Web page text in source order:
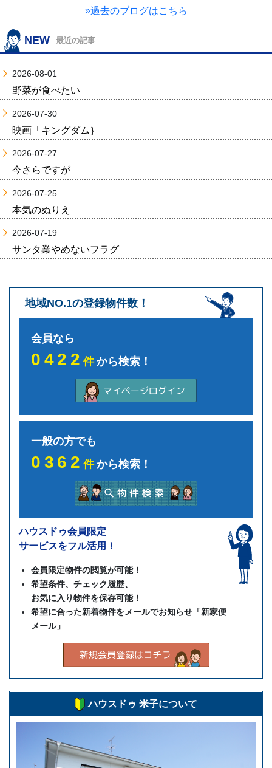
»過去のブログはこちら
NEW 最近の記事
2026-08-01
野菜が食べたい
2026-07-30
映画「キングダム｝
2026-07-27
今さらですが
2026-07-25
本気のぬりえ
2026-07-19
サンタ業やめないフラグ
地域NO.1の登録物件数！
会員なら
0422件から検索！
一般の方でも
0362件から検索！
ハウスドゥ会員限定
サービスをフル活用！
会員限定物件の閲覧が可能！
希望条件、チェック履歴、
お気に入り物件を保存可能！
希望に合った新着物件をメールでお知らせ「新家便
メール」
ハウスドゥ 米子について